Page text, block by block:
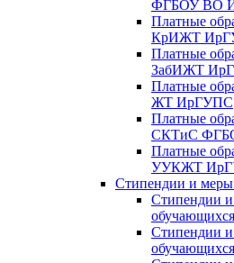
ФГБОУ ВО
Платные
КрИЖТ
Платные
ЗабИЖТ
Платные
ЖТ ИрГУПС
Платные
СКТиС
Платные
УУКЖТ
Стипендии и
Стипендии
Стипендии